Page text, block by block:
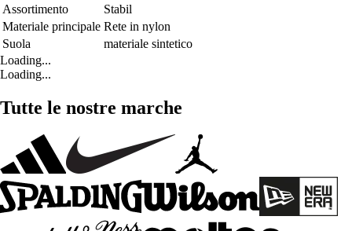
Assortimento
Stabil
Materiale principale Rete in nylon
Suola
materiale sintetico
Loading...
Loading...
Tutte le nostre marche